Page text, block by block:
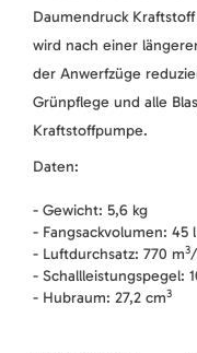
Daumendruck
wird nach einer
der Anwerfzüge
Grünpflege und alle
Kraftstoffpumpe.
Daten:
- Gewicht: 5,6 kg
- Fangsackvolumen: 45 l
- Luftdurchsatz: 770 m3
- Schallleistungspegel:
- Hubraum: 27,2 cm3